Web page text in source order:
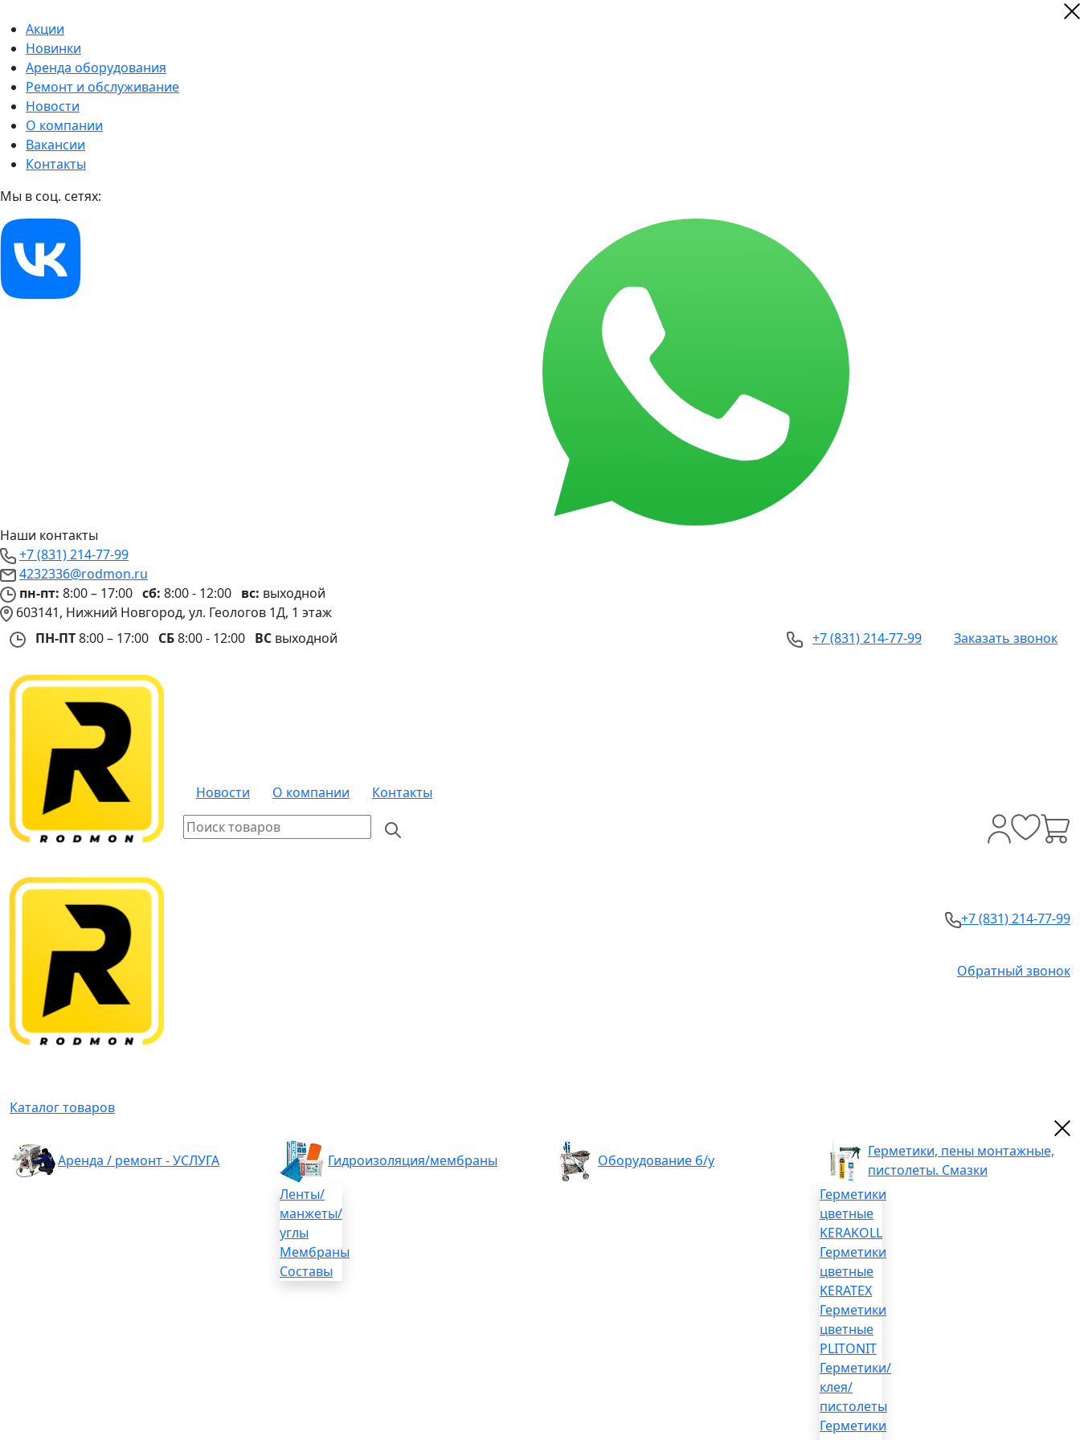
Акции
Новинки
Аренда оборудования
Ремонт и обслуживание
Новости
О компании
Вакансии
Контакты
Мы в соц. сетях:
Наши контакты
+7 (831) 214-77-99
4232336@rodmon.ru
пн-пт: 8:00 – 17:00 сб: 8:00 - 12:00 вс: выходной
603141, Нижний Новгород, ул. Геологов 1Д, 1 этаж
ПН-ПТ8:00 – 17:00 СБ8:00 - 12:00 ВС выходной +7 (831) 214-77-99 Заказать звонок
Новости О компании Контакты
+7 (831) 214-77-99
Обратный звонок
Каталог товаров
Аренда / ремонт - УСЛУГА
Гидроизоляция/мембраны
Ленты/
манжеты/
углы
Мембраны
Составы
Оборудование б/у
Герметики, пены монтажные,
пистолеты. Смазки
Герметики
цветные
KERAKOLL
Герметики
цветные
KERATEX
Герметики
цветные
PLITONIT
Герметики/
клея/
пистолеты
Герметики